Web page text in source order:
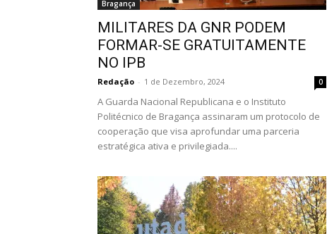
Bragança
MILITARES DA GNR PODEM
FORMAR-SE GRATUITAMENTE
NO IPB
Redação - 1 de Dezembro, 2024 0
A Guarda Nacional Republicana e o Instituto
Politécnico de Bragança assinaram um protocolo de
cooperação que visa aprofundar uma parceria
estratégica ativa e privilegiada....